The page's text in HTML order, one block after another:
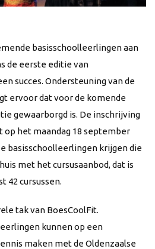
basisschoolleerlingen aan
de eerste editie van
succes. Ondersteuning van de
ervoor dat voor de komende
gewaarborgd is. De inschrijving
op het maandag 18 september
basisschoolleerlingen krijgen die
met het cursusaanbod, dat is
42 cursussen.
tak van BoesCoolFit.
kunnen op een
maken met de Oldenzaalse